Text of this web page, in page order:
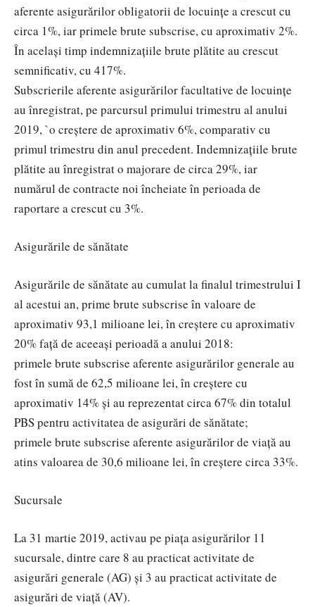
aferente asigurărilor obligatorii de locuințe a crescut cu
circa 1%, iar primele brute subscrise, cu aproximativ 2%.
În același timp indemnizațiile brute plătite au crescut
semnificativ, cu 417%.
Subscrierile aferente asigurărilor facultative de locuințe
au înregistrat, pe parcursul primului trimestru al anului
2019, `o creștere de aproximativ 6%, comparativ cu
primul trimestru din anul precedent. Indemnizațiile brute
plătite au înregistrat o majorare de circa 29%, iar
numărul de contracte noi încheiate în perioada de
raportare a crescut cu 3%.
Asigurările de sănătate
Asigurările de sănătate au cumulat la finalul trimestrului I
al acestui an, prime brute subscrise în valoare de
aproximativ 93,1 milioane lei, în creștere cu aproximativ
20% față de aceeași perioadă a anului 2018:
primele brute subscrise aferente asigurărilor generale au
fost în sumă de 62,5 milioane lei, în creștere cu
aproximativ 14% și au reprezentat circa 67% din totalul
PBS pentru activitatea de asigurări de sănătate;
primele brute subscrise aferente asigurărilor de viață au
atins valoarea de 30,6 milioane lei, în creștere circa 33%.
Sucursale
La 31 martie 2019, activau pe piața asigurărilor 11
sucursale, dintre care 8 au practicat activitate de
asigurări generale (AG) și 3 au practicat activitate de
asigurări de viață (AV).